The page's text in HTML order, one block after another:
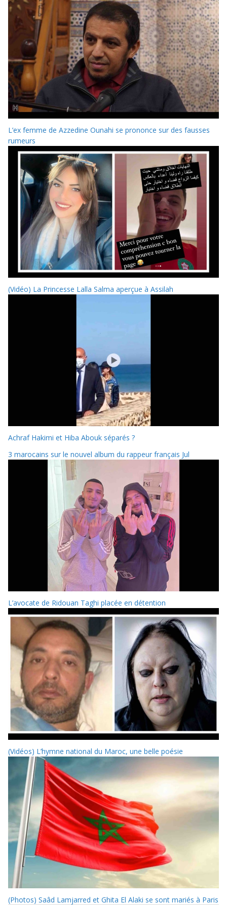
L’ex femme de Azzedine Ounahi se prononce sur des fausses
rumeurs
(Vidéo) La Princesse Lalla Salma aperçue à Assilah
Achraf Hakimi et Hiba Abouk séparés ?
3 marocains sur le nouvel album du rappeur français Jul
L’avocate de Ridouan Taghi placée en détention
(Vidéos) L’hymne national du Maroc, une belle poésie
(Photos) Saâd Lamjarred et Ghita El Alaki se sont mariés à Paris